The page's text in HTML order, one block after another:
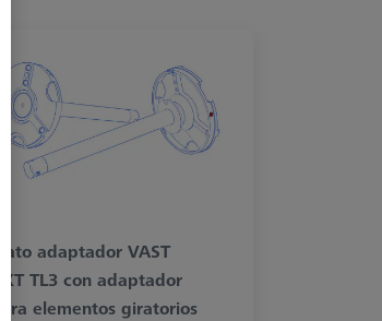
Plato adaptador VAST
XXT TL3 con adaptador
para elementos giratorios